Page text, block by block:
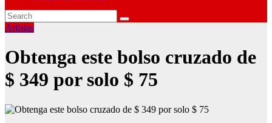
Artistas
Obtenga este bolso cruzado de
$ 349 por solo $ 75